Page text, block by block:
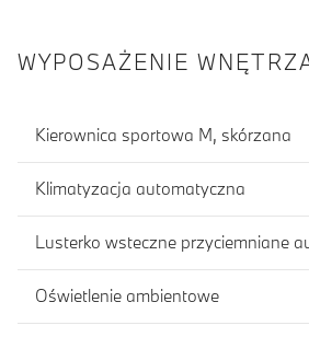
WYPOSAŻENIE
Kierownica sportowa M, skórzana
Klimatyzacja automatyczna
Lusterko wsteczne przyciemniane
Oświetlenie ambientowe